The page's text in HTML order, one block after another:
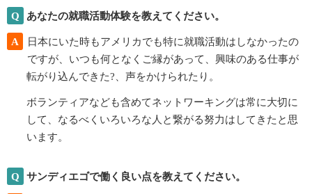
Q あなたの就職活動体験を教えてください。
A
日本にいた時もアメリカでも特に就職活動はしなかったの
ですが、いつも何となくご縁があって、興味のある仕事が
転がり込んできた?、声をかけられたり。
ボランティアなども含めてネットワーキングは常に大切に
して、なるべくいろいろな人と繋がる努力はしてきたと思
います。
Q サンディエゴで働く良い点を教えてください。